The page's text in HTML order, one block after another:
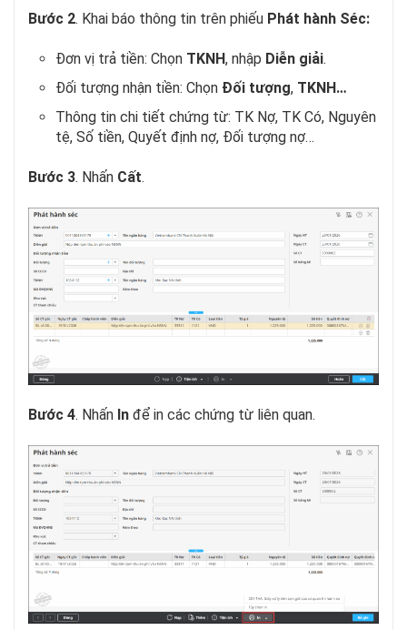
Bước 2. Khai báo thông tin trên phiếu Phát hành Séc:
Đơn vị trả tiền: Chọn TKNH, nhập Diễn giải.
Đối tượng nhận tiền: Chọn Đối tượng, TKNH…
Thông tin chi tiết chứng từ: TK Nợ, TK Có, Nguyên
tệ, Số tiền, Quyết định nợ, Đối tượng nợ…
Bước 3. Nhấn Cất.
Bước 4. Nhấn In để in các chứng từ liên quan.